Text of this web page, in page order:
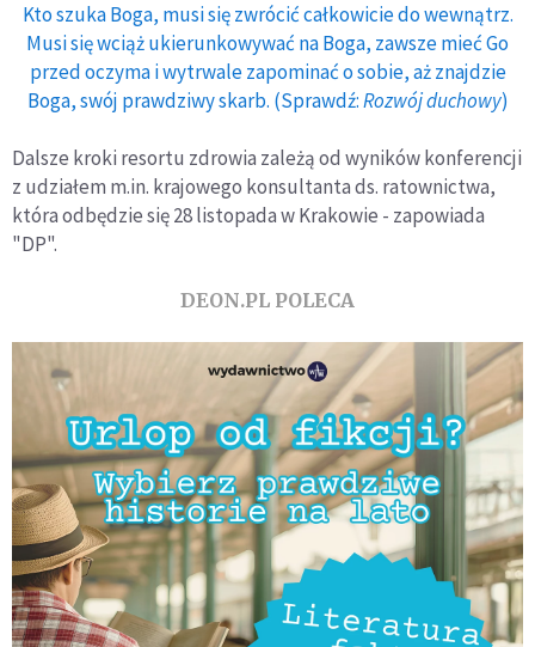
Kto szuka Boga, musi się zwrócić całkowicie do wewnątrz.
Musi się wciąż ukierunkowywać na Boga, zawsze mieć Go
przed oczyma i wytrwale zapominać o sobie, aż znajdzie
Boga, swój prawdziwy skarb. (Sprawdź:Rozwój duchowy)
Dalsze kroki resortu zdrowia zależą od wyników konferencji
z udziałem m.in. krajowego konsultanta ds. ratownictwa,
która odbędzie się 28 listopada w Krakowie - zapowiada
"DP".
DEON.PL POLECA